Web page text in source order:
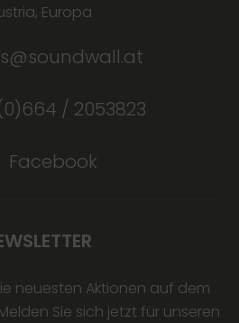
Europa
/ 2053823
Facebook
neuesten Aktionen auf dem
Sie sich jetzt für unseren